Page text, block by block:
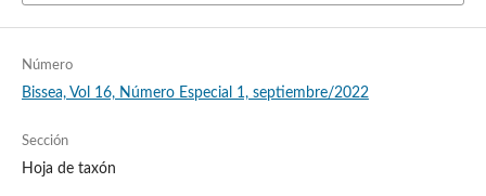
Número
Bissea, Vol 16, Número Especial 1, septiembre/2022
Sección
Hoja de taxón